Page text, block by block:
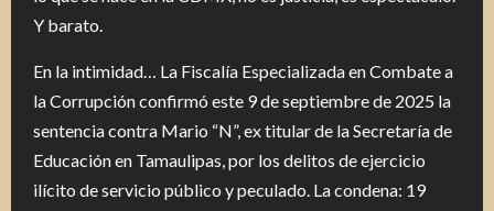
Y barato.
En la intimidad… La Fiscalía Especializada en Combate a
la Corrupción confirmó este 9 de septiembre de 2025 la
sentencia contra Mario “N”, ex titular de la Secretaría de
Educación en Tamaulipas, por los delitos de ejercicio
ilícito de servicio público y peculado. La condena: 19